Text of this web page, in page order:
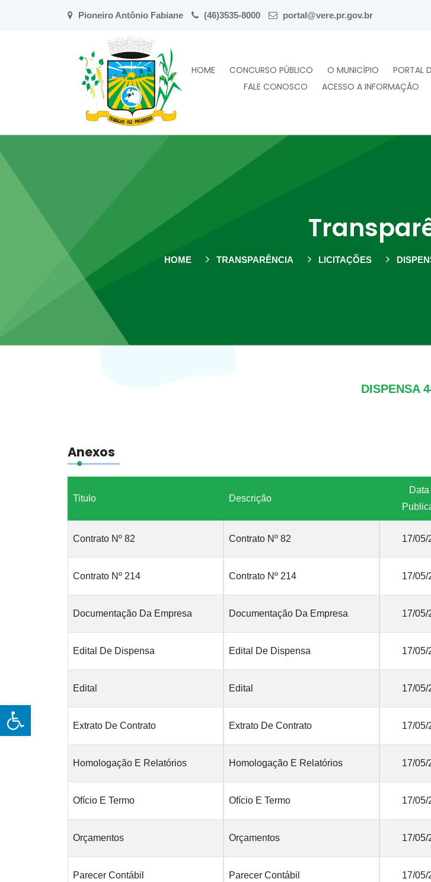
Open toolbar
Pioneiro Antônio Fabiane (46)3535-8000 portal@vere.pr.gov.br
HOME CONCURSO PÚBLICO O MUNICÍPIO PORTAL
FALE CONOSCO
ACESSO A INFORMAÇÃO
HOME TRANSPARÊNCIA LICITAÇÕES
DISPENSA
Anexos
Titulo Descrição
Contrato Nº 82 Contrato Nº 82 17/05/
Contrato Nº 214 Contrato Nº 214 17/05/
Documentação Da Empresa Documentação Da Empresa 17/05/
Edital De Dispensa Edital De Dispensa 17/05/
Edital Edital 17/05/
Extrato De Contrato Extrato De Contrato 17/05/
Homologação E Relatórios Homologação E Relatórios 17/05/
Ofício E Termo Ofício E Termo 17/05/
Orçamentos Orçamentos 17/05/
Parecer Contábil Parecer Contábil 17/05/